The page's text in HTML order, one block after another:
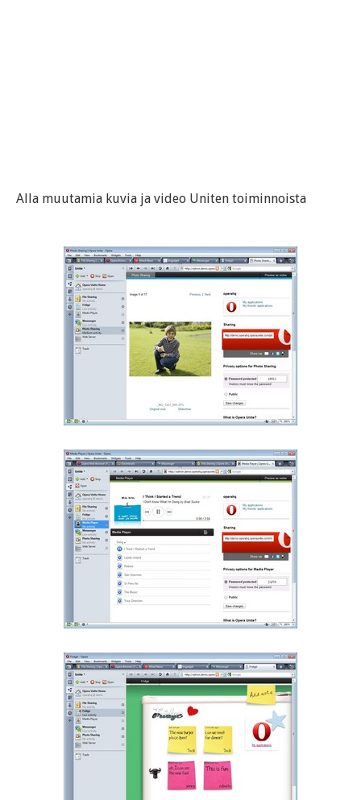
Alla muutamia kuvia ja video Uniten toiminnoista